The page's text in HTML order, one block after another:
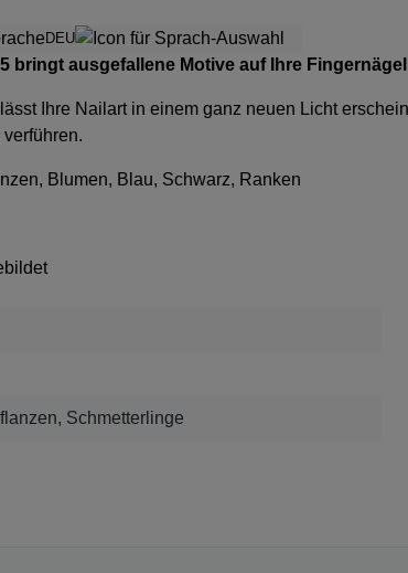
DEU
bringt ausgefallene Motive auf Ihre Fingernägel
lässt Ihre Nailart in einem ganz neuen Licht
Blumen, Blau, Schwarz, Ranken
Schmetterlinge